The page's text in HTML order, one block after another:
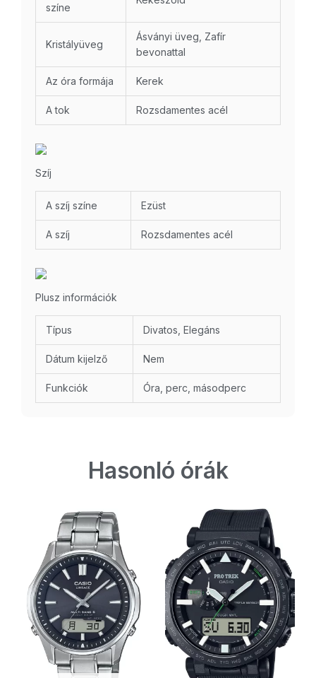
színe
Kristályüveg
Ásványi üveg, Zafír
bevonattal
Az óra formája Kerek
A tok Rozsdamentes acél
Szíj
A szíj színe Ezüst
A szíj Rozsdamentes acél
Plusz információk
Típus Divatos, Elegáns
Dátum kijelző Nem
Funkciók Óra, perc, másodperc
Hasonló órák